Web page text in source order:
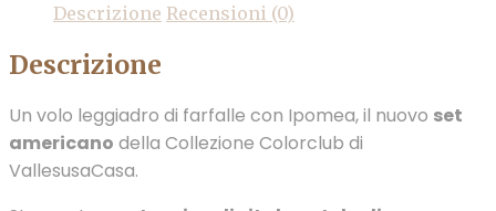
Descrizione Recensioni (0)
Descrizione
Un volo leggiadro di farfalle con Ipomea, il nuovo set
americano della Collezione Colorclub di
VallesusaCasa.